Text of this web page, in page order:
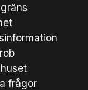
frågor